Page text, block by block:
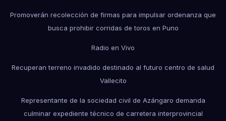
Promoverán recolección de firmas para impulsar ordenanza que
busca prohibir corridas de toros en Puno
Radio en Vivo
Recuperan terreno invadido destinado al futuro centro de salud
Vallecito
Representante de la sociedad civil de Azángaro demanda
culminar expediente técnico de carretera interprovincial